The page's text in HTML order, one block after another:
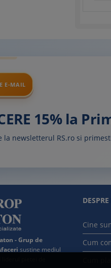
E-MAIL
15% la
la newsletterul RS.ro si primesti
- Grup de
sustine mediul
Cine
Cum